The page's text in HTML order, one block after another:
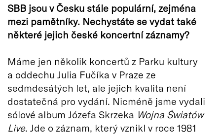
SBB jsou v Česku stále populární, zejména
mezi pamětníky. Nechystáte se vydat také
některé jejich české koncertní záznamy?
Máme jen několik koncertů z Parku kultury
a oddechu Julia Fučíka v Praze ze
sedmdesátých let, ale jejich kvalita není
dostatečná pro vydání. Nicméně jsme vydali
sólové album Józefa Skrzeka Wojna Światów
Live. Jde o záznam, který vznikl v roce 1981